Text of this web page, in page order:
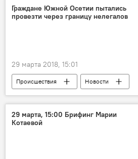
Граждане Южной Осетии пытались
провезти через границу нелегалов
29 марта 2018, 15:01
Происшествия
Новости
Южная Осетия
29 марта, 15:00 Брифинг Марии
Котаевой